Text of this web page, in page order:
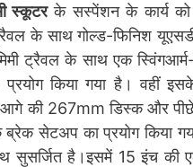
स्कूटरके सस्पेंशन के कार्य
के साथ गोल्ड-फिनिश
ट्रैवल के साथ एक
किया गया है। वहीं
की 267mm डिस्क और
ब्रेक सेटअप का प्रयोग किया
सुसर्जित है।इसमें 15 इंच की